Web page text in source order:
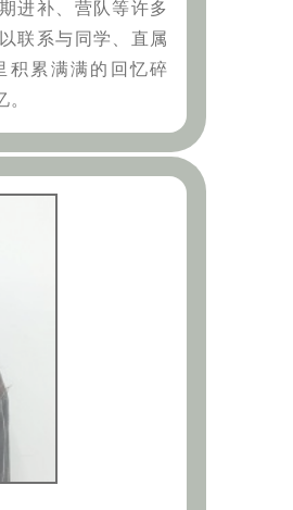
进补、营队等许多
联系与同学、直属
积累满满的回忆碎